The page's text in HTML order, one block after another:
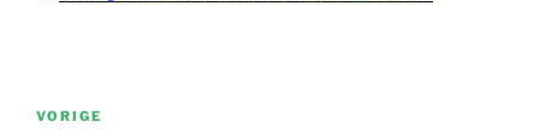
Vorig
VORIGE